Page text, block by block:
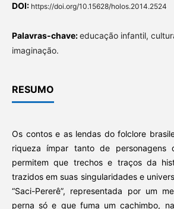
DOI: https://doi.org/10.15628/holos.2014.2524
Palavras-chave:educação infantil,
imaginação.
RESUMO
Os contos e as lendas do folclore
riqueza ímpar tanto de personagens
permitem que trechos e traços da
trazidos em suas singularidades e
“Saci-Pererê”, representada por um
perna só e que fuma um cachimbo,